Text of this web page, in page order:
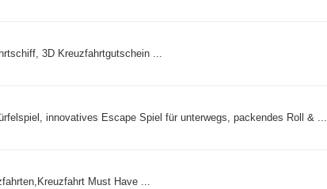
3D Kreuzfahrtgutschein ...
innovatives Escape Spiel für unterwegs, packendes Roll & ...
Must Have ...